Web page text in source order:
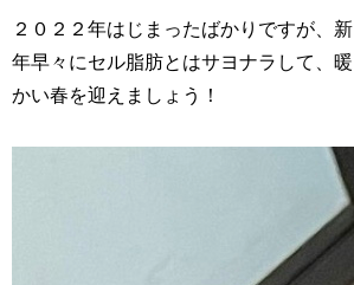
２０２２年はじまったばかりですが、新
年早々にセル脂肪とはサヨナラして、暖
かい春を迎えましょう！